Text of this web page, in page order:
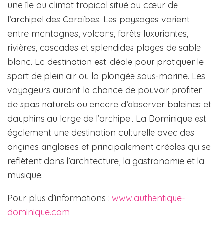
une île au climat tropical situé au cœur de
l’archipel des Caraïbes. Les paysages varient
entre montagnes, volcans, forêts luxuriantes,
rivières, cascades et splendides plages de sable
blanc. La destination est idéale pour pratiquer le
sport de plein air ou la plongée sous-marine. Les
voyageurs auront la chance de pouvoir profiter
de spas naturels ou encore d’observer baleines et
dauphins au large de l’archipel. La Dominique est
également une destination culturelle avec des
origines anglaises et principalement créoles qui se
reflètent dans l’architecture, la gastronomie et la
musique.
Pour plus d’informations : www.authentique-
dominique.com